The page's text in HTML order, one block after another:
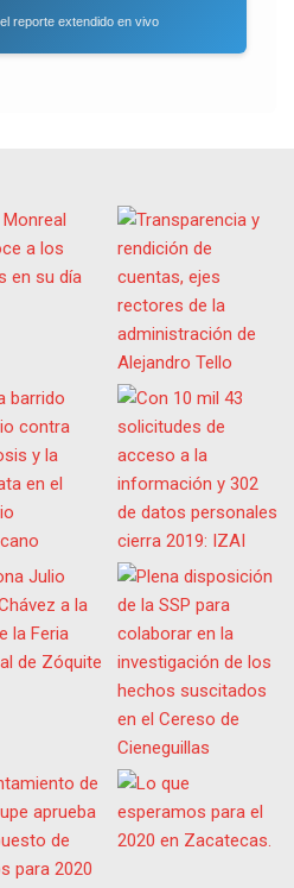
reporte extendido en vivo